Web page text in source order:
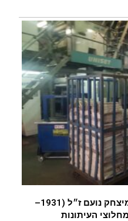
העיר אילת תיפרד ( חמישי) מיצחק נועם ז״ל (1931–
העיתונות